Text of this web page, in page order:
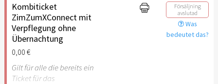
Kombiticket
ZimZumXConnect mit
Verpflegung ohne
Übernachtung
0,00 €
Försäljning
avslutad
Was
bedeutet das?
Gilt für alle die bereits ein
Ticket für das